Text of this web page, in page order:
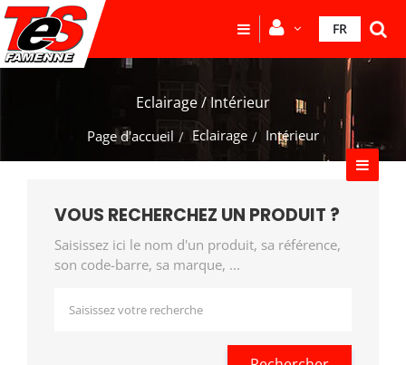
FR
Eclairage / Intérieur
Page d'accueil Eclairage Intérieur
VOUS RECHERCHEZ UN PRODUIT ?
Saisissez ici le nom d'un produit, sa référence,
son code-barre, sa marque, ...